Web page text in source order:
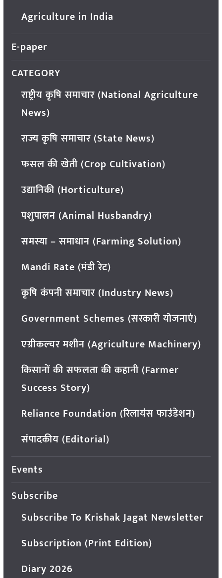
Agriculture in India
E-paper
CATEGORY
राष्ट्रीय कृषि समाचार (National Agriculture
News)
राज्य कृषि समाचार (State News)
फसल की खेती (Crop Cultivation)
उद्यानिकी (Horticulture)
पशुपालन (Animal Husbandry)
समस्या – समाधान (Farming Solution)
Mandi Rate (मंडी रेट)
कृषि कंपनी समाचार (Industry News)
Government Schemes (सरकारी योजनाएं)
एग्रीकल्चर मशीन (Agriculture Machinery)
किसानों की सफलता की कहानी (Farmer
Success Story)
Reliance Foundation (रिलायंस फाउंडेशन)
संपादकीय (Editorial)
Events
Subscribe
Subscribe To Krishak Jagat Newsletter
Subscription (Print Edition)
Diary 2026